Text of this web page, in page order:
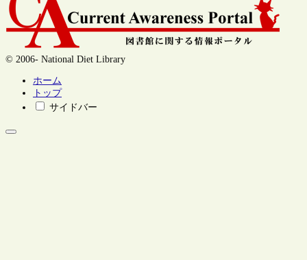
© 2006- National Diet Library
ホーム
トップ
サイドバー